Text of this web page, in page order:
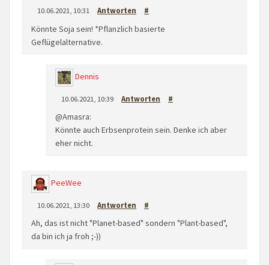
10.06.2021, 10:31 Antworten #
Könnte Soja sein! *Pflanzlich basierte
Geflügelalternative.
Dennis
10.06.2021, 10:39 Antworten #
@Amasra:
Könnte auch Erbsenprotein sein. Denke ich aber
eher nicht.
PeeWee
10.06.2021, 13:30 Antworten #
Ah, das ist nicht "Planet-based" sondern "Plant-based",
da bin ich ja froh ;-))